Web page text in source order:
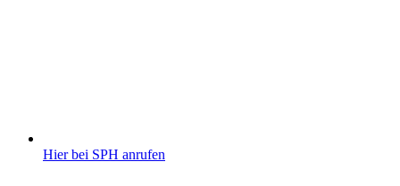
Hier bei SPH anrufen